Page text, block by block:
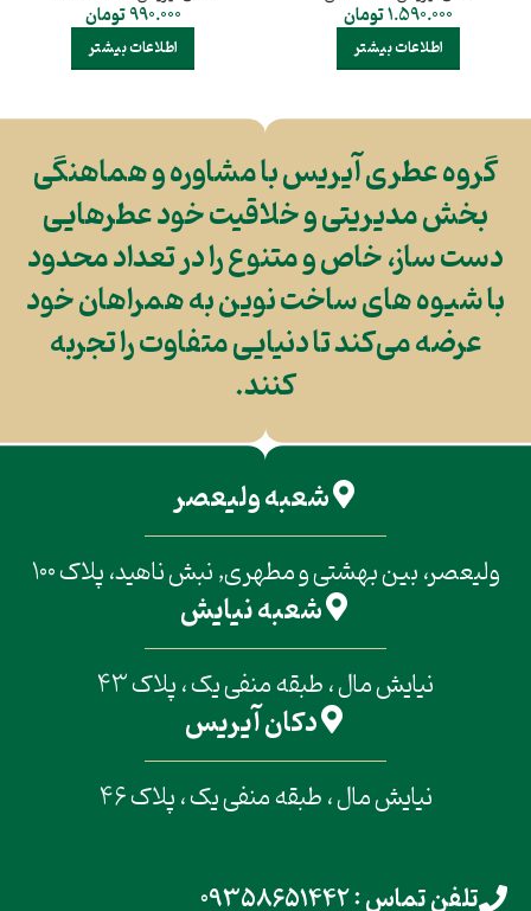
1.590.000تومان
اطلاعات بیشتر
990.000تومان
اطلاعات بیشتر
گروه عطری آیریس با مشاوره و هماهنگی
بخش مدیریتی و خلاقیت خود عطرهایی
دست ساز، خاص و متنوع را در تعداد محدود
با شیوه های ساخت نوین به همراهان خود
عرضه می‌کند تا دنیایی متفاوت را تجربه
کنند.
شعبه ولیعصر
ولیعصر، بین بهشتی و مطهری, نبش ناهید، پلاک 100
شعبه نیایش
نیایش مال ، طبقه منفی یک ، پلاک 43
دکان آیریس
نیایش مال ، طبقه منفی یک ، پلاک 46
تلفن تماس : 09358651442